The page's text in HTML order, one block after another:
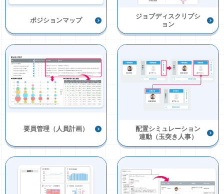
ポジションマップ
ジョブディスクリプシ
ョン
要員管理（人員計画）
配置シミュレーション
連動（玉突き人事）